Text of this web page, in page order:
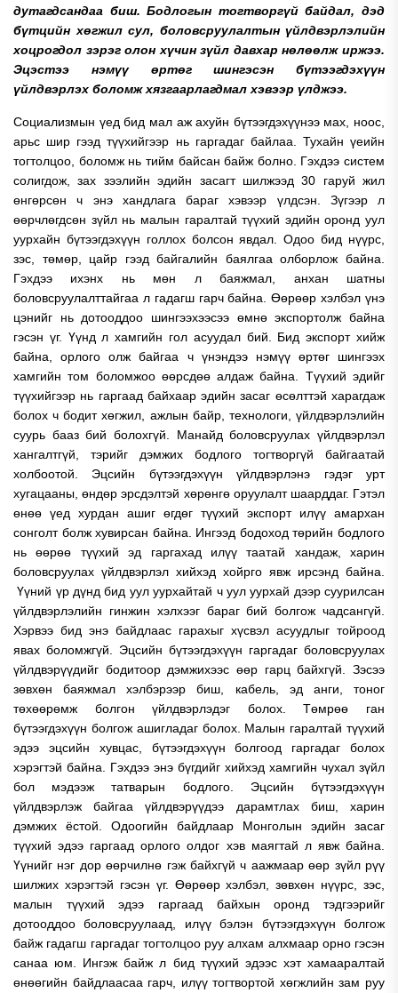
дутагдсандаа биш. Бодлогын тогтворгүй байдал, дэд
бүтцийн хөгжил сул, боловсруулалтын үйлдвэрлэлийн
хоцрогдол зэрэг олон хүчин зүйл давхар нөлөөлж иржээ.
Эцэстээ нэмүү өртөг шингэсэн бүтээгдэхүүн
үйлдвэрлэх боломж хязгаарлагдмал хэвээр үлджээ.
Социализмын үед бид мал аж ахуйн бүтээгдэхүүнээ мах, ноос,
арьс шир гээд түүхийгээр нь гаргадаг байлаа. Тухайн үеийн
тогтолцоо, боломж нь тийм байсан байж болно. Гэхдээ систем
солигдож, зах зээлийн эдийн засагт шилжээд 30 гаруй жил
өнгөрсөн ч энэ хандлага бараг хэвээр үлдсэн. Зүгээр л
өөрчлөгдсөн зүйл нь малын гаралтай түүхий эдийн оронд уул
уурхайн бүтээгдэхүүн голлох болсон явдал. Одоо бид нүүрс,
зэс, төмөр, цайр гээд байгалийн баялгаа олборлож байна.
Гэхдээ ихэнх нь мөн л баяжмал, анхан шатны
боловсруулалттайгаа л гадагш гарч байна. Өөрөөр хэлбэл үнэ
цэнийг нь дотооддоо шингээхээсээ өмнө экспортолж байна
гэсэн үг. Үүнд л хамгийн гол асуудал бий. Бид экспорт хийж
байна, орлого олж байгаа ч үнэндээ нэмүү өртөг шингээх
хамгийн том боломжоо өөрсдөө алдаж байна. Түүхий эдийг
түүхийгээр нь гаргаад байхаар эдийн засаг өсөлттэй харагдаж
болох ч бодит хөгжил, ажлын байр, технологи, үйлдвэрлэлийн
суурь бааз бий болохгүй. Манайд боловсруулах үйлдвэрлэл
хангалтгүй, тэрийг дэмжих бодлого тогтворгүй байгаатай
холбоотой. Эцсийн бүтээгдэхүүн үйлдвэрлэнэ гэдэг урт
хугацааны, өндөр эрсдэлтэй хөрөнгө оруулалт шаарддаг. Гэтэл
өнөө үед хурдан ашиг өгдөг түүхий экспорт илүү амархан
сонголт болж хувирсан байна. Ингээд бодоход төрийн бодлого
нь өөрөө түүхий эд гаргахад илүү таатай хандаж, харин
боловсруулах үйлдвэрлэл хийхэд хойрго явж ирсэнд байна.
Үүний үр дүнд бид уул уурхайтай ч уул уурхай дээр суурилсан
үйлдвэрлэлийн гинжин хэлхээг бараг бий болгож чадсангүй.
Хэрвээ бид энэ байдлаас гарахыг хүсвэл асуудлыг тойроод
явах боломжгүй. Эцсийн бүтээгдэхүүн гаргадаг боловсруулах
үйлдвэрүүдийг бодитоор дэмжихээс өөр гарц байхгүй. Зэсээ
зөвхөн баяжмал хэлбэрээр биш, кабель, эд анги, тоног
төхөөрөмж болгон үйлдвэрлэдэг болох. Төмрөө ган
бүтээгдэхүүн болгож ашигладаг болох. Малын гаралтай түүхий
эдээ эцсийн хувцас, бүтээгдэхүүн болгоод гаргадаг болох
хэрэгтэй байна. Гэхдээ энэ бүгдийг хийхэд хамгийн чухал зүйл
бол мэдээж татварын бодлого. Эцсийн бүтээгдэхүүн
үйлдвэрлэж байгаа үйлдвэрүүдээ дарамтлах биш, харин
дэмжих ёстой. Одоогийн байдлаар Монголын эдийн засаг
түүхий эдээ гаргаад орлого олдог хэв маягтай л явж байна.
Үүнийг нэг дор өөрчилнө гэж байхгүй ч аажмаар өөр зүйл рүү
шилжих хэрэгтэй гэсэн үг. Өөрөөр хэлбэл, зөвхөн нүүрс, зэс,
малын түүхий эдээ гаргаад байхын оронд тэдгээрийг
дотооддоо боловсруулаад, илүү бэлэн бүтээгдэхүүн болгож
байж гадагш гаргадаг тогтолцоо руу алхам алхмаар орно гэсэн
санаа юм. Ингэж байж л бид түүхий эдээс хэт хамааралтай
өнөөгийн байдлаасаа гарч, илүү тогтвортой хөгжлийн зам руу